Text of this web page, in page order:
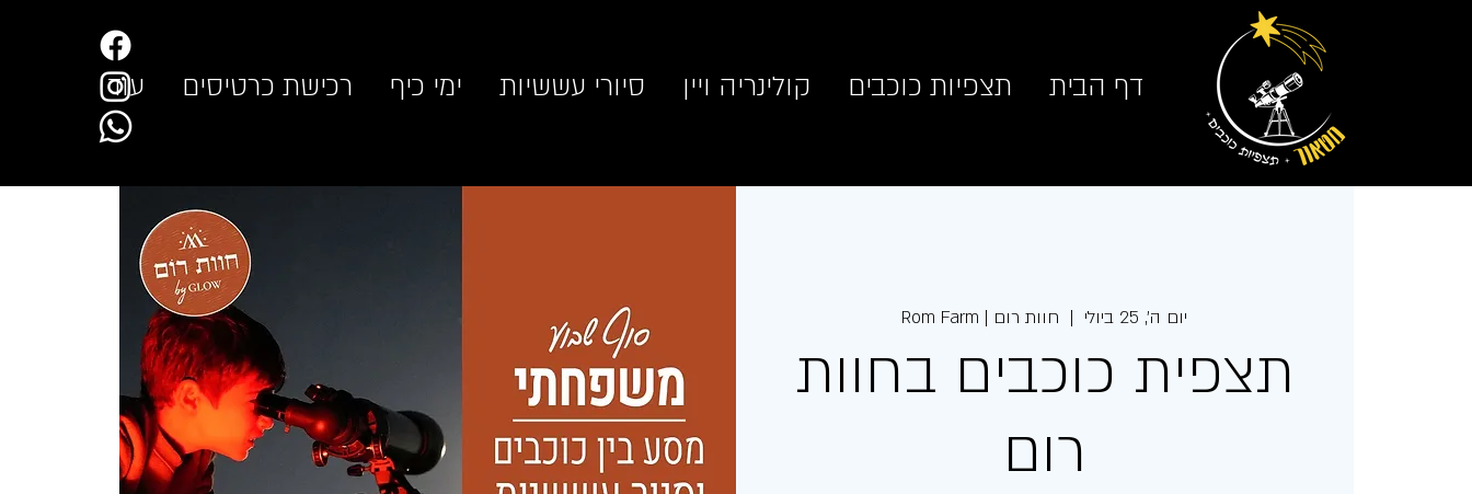
דף הבית תצפיות כוכבים קולינריה ויין סיורי עששיות ימי כיף רכישת כרטיסים עוד
יום ה׳, 25 ביולי
  |
חוות רום | Rom Farm
תצפית כוכבים בחוות
רום